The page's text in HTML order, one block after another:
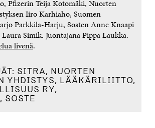
Pfizerin Teija Kotomäki, Nuorten
Iiro Karhiaho, Suomen
Parkkila-Harju, Sosten Anne Knaapi
Simik. Juontajana Pippa Laukka.
livenä.
SITRA, NUORTEN
YHDISTYS, LÄÄKÄRILIITTO,
RY,
SOSTE